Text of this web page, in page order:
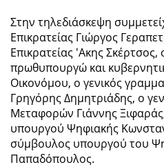
Στην τηλεδιάσκεψη
Επικρατείας Γιώργος
Επικρατείας 'Ακης
πρωθυπουργώ και
Οικονόμου, ο γενικός
Γρηγόρης Δημητριάδης, ο
Μεταφορών Γιάννης
υπουργού Ψηφιακής
σύμβουλος υπουργού του
Παπαδόπουλος.